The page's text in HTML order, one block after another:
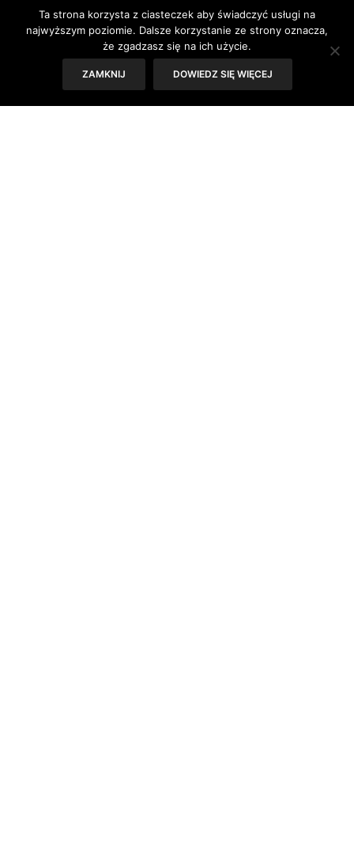
odwrotnie! To jeden z trzech
podstawowych elementów higieny dla tej
okolicy. Jak dobrać płyn, który będzie
odpowiedni? Jakie są możliwości do
wyboru?
Ta strona korzysta z ciasteczek aby świadczyć usługi na
najwyższym poziomie. Dalsze korzystanie ze strony oznacza,
że zgadzasz się na ich użycie.
ZAMKNIJ DOWIEDZ SIĘ WIĘCEJ